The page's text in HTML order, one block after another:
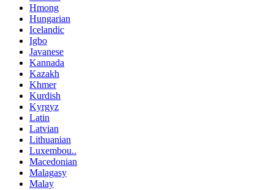
Hmong
Hungarian
Icelandic
Igbo
Javanese
Kannada
Kazakh
Khmer
Kurdish
Kyrgyz
Latin
Latvian
Lithuanian
Luxembou..
Macedonian
Malagasy
Malay